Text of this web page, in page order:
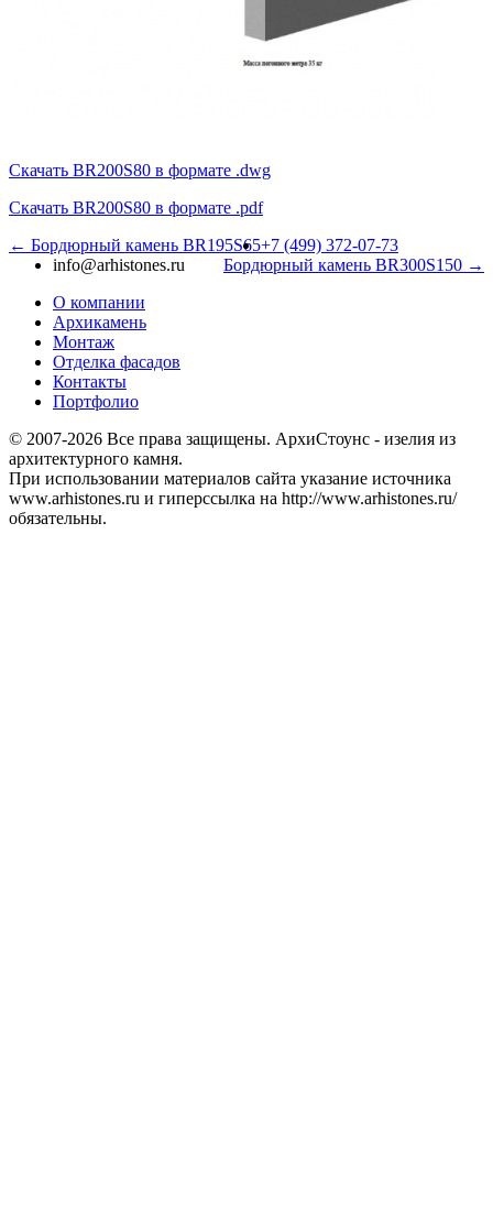
Скачать BR200S80 в формате .dwg
Скачать BR200S80 в формате .pdf
← Бордюрный камень BR195S65
Бордюрный камень BR300S150 →
+7 (499) 372-07-73
info@arhistones.ru
О компании
Архикамень
Монтаж
Отделка фасадов
Контакты
Портфолио
© 2007-2026 Все права защищены. АрхиСтоунс - изелия из
архитектурного камня.
При использовании материалов сайта указание источника
www.arhistones.ru и гиперссылка на http://www.arhistones.ru/
обязательны.